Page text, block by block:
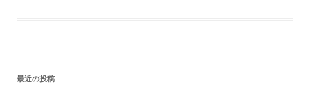
最近の投稿